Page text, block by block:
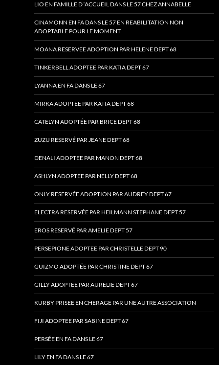
LIO EN FAMILLE D ‘ACCUEIL DANS LE 57 CHEZ ANNABELLE
CINAMONN EN FA DANS LE 57 EN REABILITATION NON
ADOPTABLE POUR LE MOMENT
MOANA RESERVEE ADOPTION PAR HELENE DEPT 68
TINKERBELL ADOPTEE PAR KATIA DEPT 67
LYANNA EN FA DANS LE 67
MIRKA ADOPTEE PAR KATIA DEPT 68
CATELYN ADOPTÉE PAR BRICE DEPT 68
ZUZU RESERVÉ PAR JEANE DEPT 68
DENALI ADOPTEE PAR MANON DEPT 68
ASHLYN ADOPTEE PAR NELLY DEPT 68
ONLY RESERVÉE ADOPTION PAR AUDREY DEPT 67
ELECTRA RESERVÉE PAR HEILMANN STEPHANE DEPT 57
EROS RESERVÉ PAR AMELIE DEPT 57
PERSEPIONE ADOPTEE PAR CHRISTELLE DEPT 90
GUIZMO ADOPTÉE PAR CHRISTINE DEPT 67
GILLY ADOPTEE PAR AURELIE DEPT 67
KURBY PRISEE EN CHERAGE PAR UNE AUTRE ASSOCIATION
FIJI ADOPTEE PAR SABINE DEPT 67
PERSÉE EN FA DANS LE 67
LILY EN FA DANS LE 67